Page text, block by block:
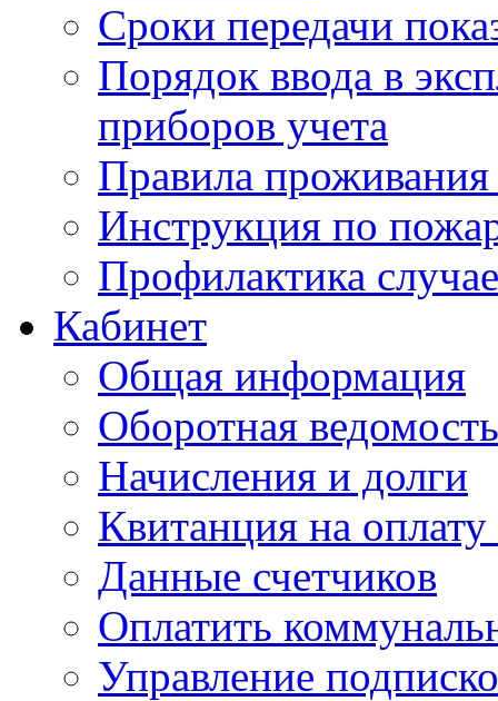
Сроки передачи
Порядок ввода в
приборов учета
Правила
Инструкция по
Профилактика
Кабинет
Общая информация
Оборотная ведомость
Начисления и долги
Квитанция на
Данные счетчиков
Оплатить
Управление